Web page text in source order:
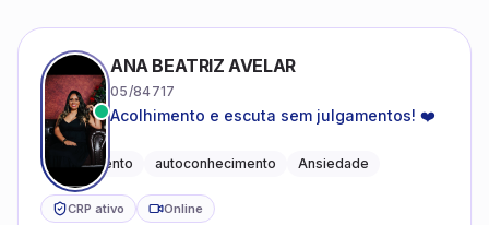
ANA BEATRIZ AVELAR
05/84717
Acolhimento e escuta sem julgamentos! ❤️
Acolhimento autoconhecimento Ansiedade
CRP ativo Online